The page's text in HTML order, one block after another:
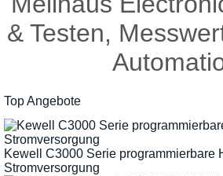
& Testen,
Top Angebote
Kewell C3000 Serie programmierbare
Stromversorgung